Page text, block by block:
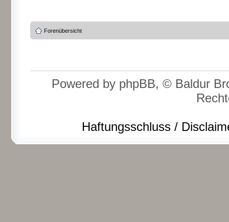
Forenübersicht
Powered by phpBB, © Baldur
Haftungsschluss /